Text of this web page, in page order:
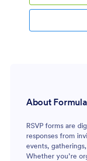
będziesz mógł
wydarzeniem
formularza
About
RSVP forms are
responses from
events,
Whether you’re